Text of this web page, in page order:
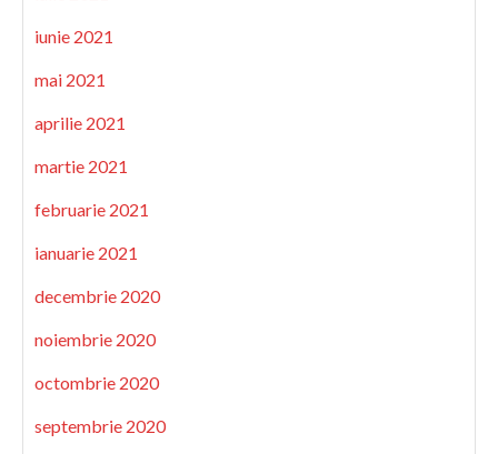
iunie 2021
mai 2021
aprilie 2021
martie 2021
februarie 2021
ianuarie 2021
decembrie 2020
noiembrie 2020
octombrie 2020
septembrie 2020